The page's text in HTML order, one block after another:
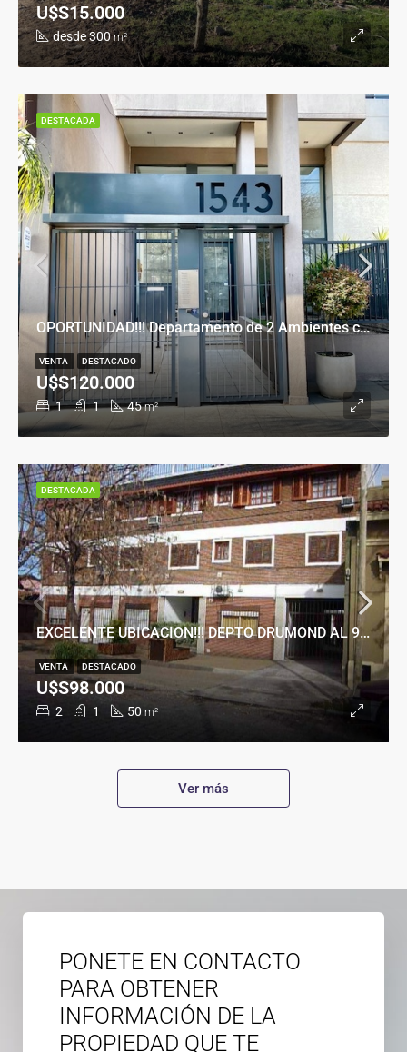
desde 300 m²
U$S15.000
OPORTUNIDAD!!! Departamento de 2 Ambientes con Cochera en Banfield Este
1 1 45 m²
U$S120.000
VENTA DESTACADO
DESTACADA
EXCELENTE UBICACION!!! DEPTO DRUMOND AL 900
2 1 50 m²
U$S98.000
VENTA DESTACADO
DESTACADA
Ver más
PONETE EN CONTACTO
PARA OBTENER
INFORMACIÓN DE LA
PROPIEDAD QUE TE